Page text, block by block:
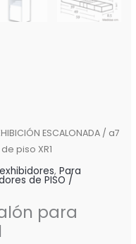
ESCALONADA / a7
piso XR1
,Para
de PISO /
para